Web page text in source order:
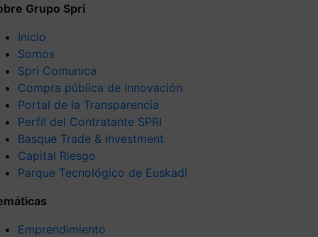
Grupo Spri
Inicio
Somos
Spri Comunica
Compra pública de innovación
Portal de la Transparencia
Perfil del Contratante SPRI
Basque Trade & Investment
Capital Riesgo
Parque Tecnológico de Euskadi
Emprendimiento